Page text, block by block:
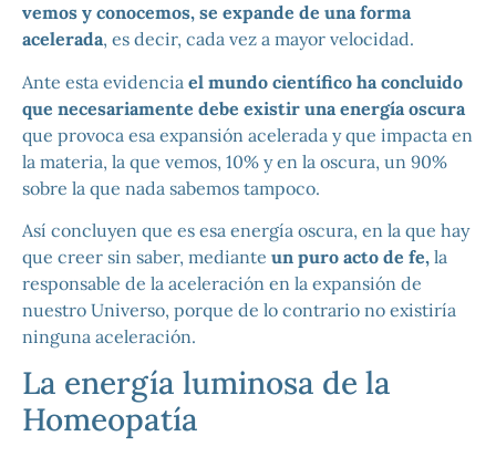
vemos y conocemos, se expande de una forma
acelerada, es decir, cada vez a mayor velocidad.
Ante esta evidencia el mundo científico ha concluido
que necesariamente debe existir una energía oscura
que provoca esa expansión acelerada y que impacta en
la materia, la que vemos, 10% y en la oscura, un 90%
sobre la que nada sabemos tampoco.
Así concluyen que es esa energía oscura, en la que hay
que creer sin saber, mediante un puro acto de fe, la
responsable de la aceleración en la expansión de
nuestro Universo, porque de lo contrario no existiría
ninguna aceleración.
La energía luminosa de la
Homeopatía